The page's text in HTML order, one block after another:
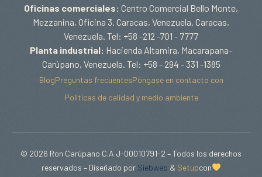
Oficinas comerciales: Centro Comercial Bello Monte,
Mezzanina, Oficina 3. Caracas, Venezuela. Caracas,
Venezuela. Tel: +58 -212 -701 - 7777
Planta industrial: Hacienda Altamira, Macarapana-
Carúpano, Venezuela. Tel: +58 - 294 - 331 -1385
BlogPreguntas frecuentesPóngase en contacto con
Políticas de calidad y medio ambiente
© 2026 Ron Carúpano C.A J-00010791-2 – Todos los derechos
reservados – Diseñado por Siebweb & Setupcon